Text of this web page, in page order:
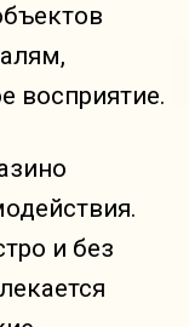
восприятие.
и без